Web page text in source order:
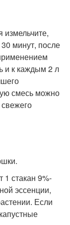
измельчите,
минут, после
и к каждым 2 л
смесь можно
1 стакан 9%-
эссенции,
Если